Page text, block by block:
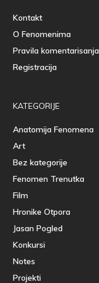
Kontakt
O Fenomenima
Pravila komentarisanja
Registracija
KATEGORIJE
Anatomija Fenomena
Art
Bez kategorije
Fenomen Trenutka
Film
Hronike Otpora
Jasan Pogled
Konkursi
Notes
Projekti